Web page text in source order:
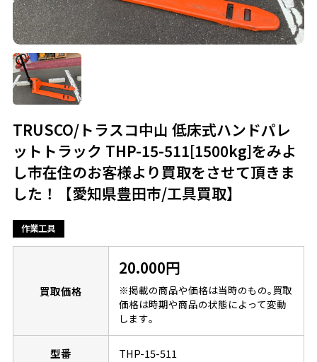
TRUSCO/トラスコ中山 低床式ハンドパレ
ットトラック THP-15-511[1500kg]をみよ
し市在住のお客様より買取をさせて頂きま
した！【愛知県豊田市/工具買取】
作業工具
買取価格
20.000円
※掲載の商品や価格は当時のもの｡買取
価格は時期や商品の状態によって変動
します｡
型番 THP-15-511